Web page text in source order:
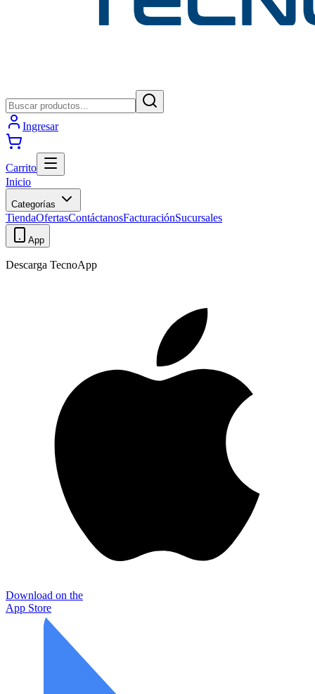
Ingresar
Carrito
Inicio
Categorías
TiendaOfertasContáctanosFacturaciónSucursales
App
Descarga TecnoApp
Download on the
App Store